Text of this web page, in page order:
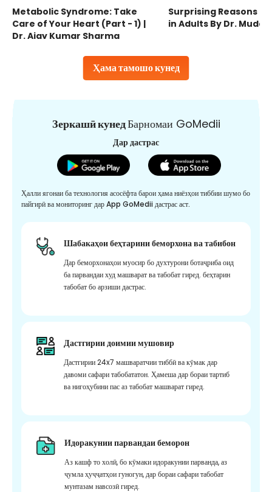
Ҳама тамошо кунед
Metabolic Syndrome: Take
Care of Your Heart (Part - 1) |
Dr. Ajay Kumar Sharma
Surprising Reasons
in Adults By Dr.
Зеркашӣ кунедБарномаи GoMedii
Дар дастрас
Ҳалли ягонаи ба технология асосёфта барои ҳама ниёзҳои тиббии шумо бо
пайгирӣ ва мониторинг дар App GoMedii дастрас аст.
Шабакаҳои беҳтарини беморхона ва табибон
Дар беморхонаҳои муосир бо духтурони ботаҷриба оид
ба парвандаи худ машварат ва табобат гиред. беҳтарин
табобат бо арзиши дастрас.
Дастгирии доимии мушовир
Дастгирии 24x7 машваратчии тиббӣ ва кӯмак дар
давоми сафари табобататон. Ҳамеша дар бораи тартиб
ва нигоҳубини пас аз табобат машварат гиред.
Идоракунии парвандаи беморон
Аз кашф то холӣ, бо кӯмаки идоракунии парванда, аз
ҷумла ҳуҷҷатҳои гуногун, дар бораи сафари табобат
мунтазам навсозӣ гиред.